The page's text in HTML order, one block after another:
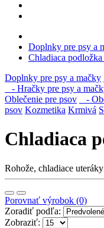
Doplnky pre psy a
Chladiaca podložka
Doplnky pre psy a mačky
- Hračky pre psy a
Oblečenie pre psov
-
psov Kozmetika Krmivá
Chladiaca
Rohože, chladiace uteráky
Porovnať výrobok (0)
Zoradiť podľa:
Zobraziť: